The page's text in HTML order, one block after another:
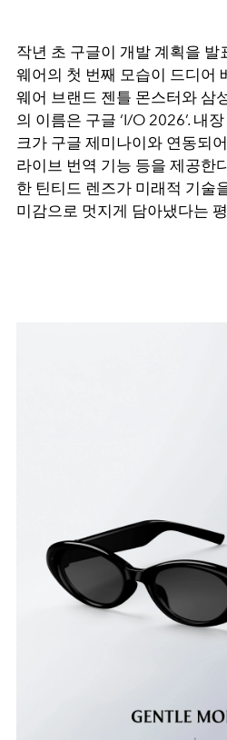
작년 초 구글이 개발 계획을 발
웨어의 첫 번째 모습이 드디어
웨어 브랜드 젠틀 몬스터와 삼
의 이름은 구글 ‘I/O 2026’. 내
크가 구글 제미나이와 연동되
라이브 번역 기능 등을 제공한
한 틴티드 렌즈가 미래적 기술
미감으로 멋지게 담아냈다는